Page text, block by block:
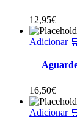
12,95€
Adicionar
16,50€
Adicionar